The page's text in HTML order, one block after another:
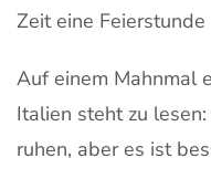
Zeit eine
Auf einem Mahnmal
Italien steht zu lesen:
ruhen, aber es ist